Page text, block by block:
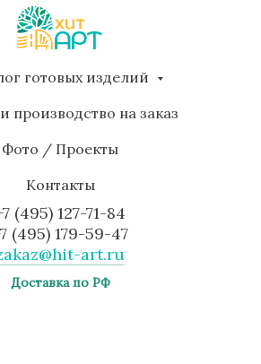
готовых изделий
производство на заказ
Фото / Проекты
Контакты
(495) 127-71-84
(495) 179-59-47
art.ru
Доставка по РФ